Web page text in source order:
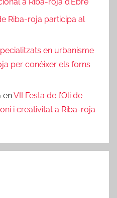
a Riba-roja d’Ebre
Riba-roja participa al
en urbanisme
per conèixer els forns
enVII Festa de l’Oli de
i creativitat a Riba-roja